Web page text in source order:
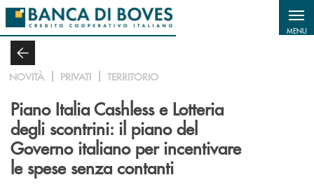
Salta al contenuto principale
MENU
NOVITÀ PRIVATI TERRITORIO
Piano Italia Cashless e Lotteria
degli scontrini: il piano del
Governo italiano per incentivare
le spese senza contanti